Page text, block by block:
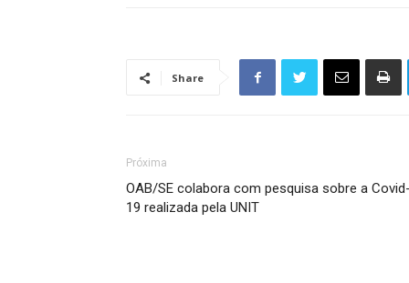
Share
Próxima
OAB/SE colabora com pesquisa sobre a
19 realizada pela UNIT